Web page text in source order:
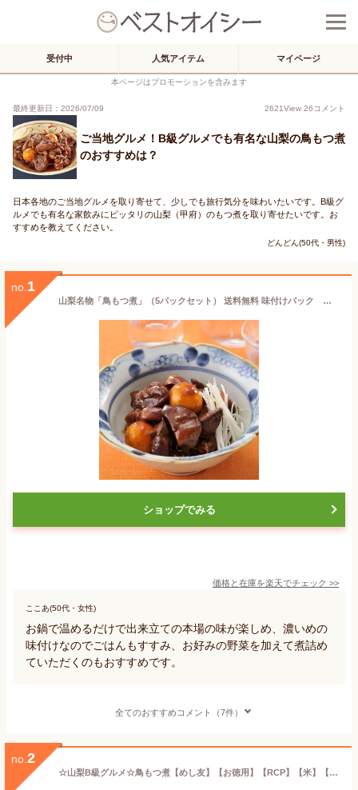
受付中 人気アイテム マイページ
本ページはプロモーションを含みます
最終更新日：2026/07/09 2621View 26コメント
ご当地グルメ！B級グルメでも有名な山梨の鳥もつ煮
のおすすめは？
日本各地のご当地グルメを取り寄せて、少しでも旅行気分を味わいたいです。B級グ
ルメでも有名な家飲みにピッタリの山梨（甲府）のもつ煮を取り寄せたいです。お
すすめを教えてください。
どんどん(50代・男性)
no. 1
山梨名物「鳥もつ煮」（5パックセット） 送料無料 味付けパック 鶏もつ 山梨
ショップでみる
価格と在庫を楽天でチェック >>
ここあ(50代・女性)
お鍋で温めるだけで出来立ての本場の味が楽しめ、濃いめの
味付けなのでごはんもすすみ、お好みの野菜を加えて煮詰め
ていただくのもおすすめです。
全てのおすすめコメント（7件）
no. 2
☆山梨B級グルメ☆鳥もつ煮【めし友】【お徳用】【RCP】【米】【保存食】